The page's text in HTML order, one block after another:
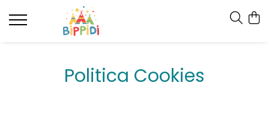
Politica Cookies